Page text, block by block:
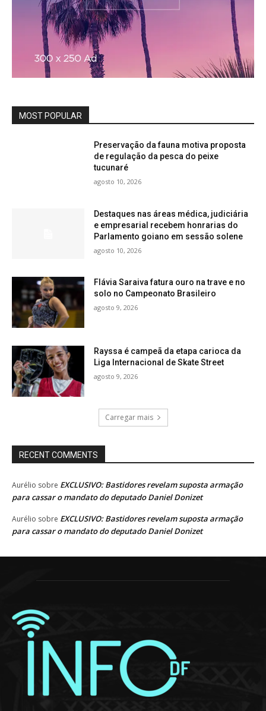
MOST POPULAR
Preservação da fauna motiva proposta
de regulação da pesca do peixe
tucunaré
agosto 10, 2026
Destaques nas áreas médica, judiciária
e empresarial recebem honrarias do
Parlamento goiano em sessão solene
agosto 10, 2026
Flávia Saraiva fatura ouro na trave e no
solo no Campeonato Brasileiro
agosto 9, 2026
Rayssa é campeã da etapa carioca da
Liga Internacional de Skate Street
agosto 9, 2026
Carregar mais
RECENT COMMENTS
Aurélio sobre EXCLUSIVO: Bastidores revelam suposta armação
para cassar o mandato do deputado Daniel Donizet
Aurélio sobre EXCLUSIVO: Bastidores revelam suposta armação
para cassar o mandato do deputado Daniel Donizet